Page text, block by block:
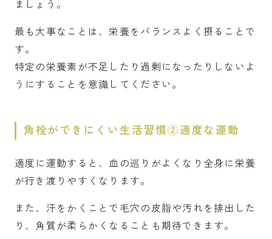
ましょう。
最も大事なことは、栄養をバランスよく摂ることで
す。
特定の栄養素が不足したり過剰になったりしないよ
うにすることを意識してください。
角栓ができにくい生活習慣②適度な運動
適度に運動すると、血の巡りがよくなり全身に栄養
が行き渡りやすくなります。
また、汗をかくことで毛穴の皮脂や汚れを排出した
り、角質が柔らかくなることも期待できます。